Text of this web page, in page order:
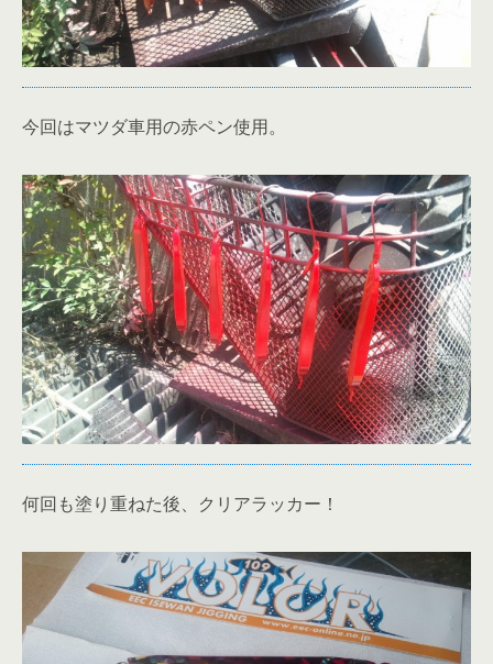
今回はマツダ車用の赤ペン使用。
何回も塗り重ねた後、クリアラッカー！